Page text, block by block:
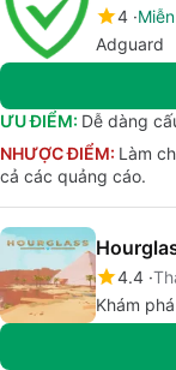
4
Adguard
ƯU ĐIỂM: Dễ dàng
NHƯỢC ĐIỂM: Làm
cả các quảng cáo.
4.4
Khám